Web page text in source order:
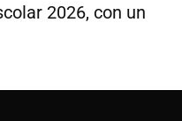
2026, con un